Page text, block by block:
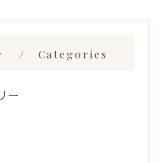
Categories
ー